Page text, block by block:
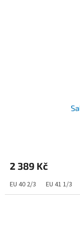
2 389 Kč
EU 40 2/3 EU 41 1/3